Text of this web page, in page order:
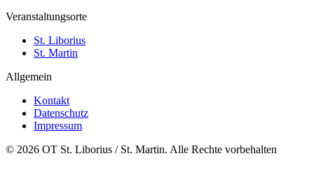
Veranstaltungsorte
St. Liborius
St. Martin
Allgemein
Kontakt
Datenschutz
Impressum
© 2026 OT St. Liborius / St. Martin. Alle Rechte vorbehalten